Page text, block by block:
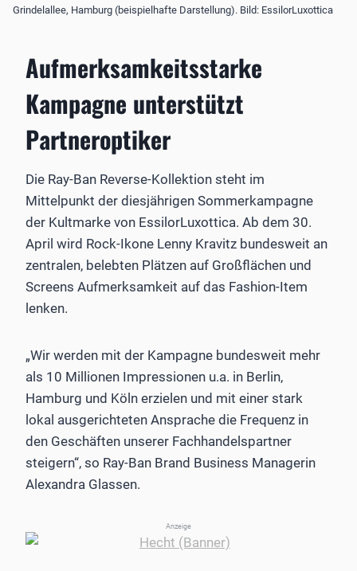
Grindelallee, Hamburg (beispielhafte Darstellung). Bild: EssilorLuxottica
Aufmerksamkeitsstarke
Kampagne unterstützt
Partneroptiker
Die Ray-Ban Reverse-Kollektion steht im
Mittelpunkt der diesjährigen Sommerkampagne
der Kultmarke von EssilorLuxottica. Ab dem 30.
April wird Rock-Ikone Lenny Kravitz bundesweit an
zentralen, belebten Plätzen auf Großflächen und
Screens Aufmerksamkeit auf das Fashion-Item
lenken.
„Wir werden mit der Kampagne bundesweit mehr
als 10 Millionen Impressionen u.a. in Berlin,
Hamburg und Köln erzielen und mit einer stark
lokal ausgerichteten Ansprache die Frequenz in
den Geschäften unserer Fachhandelspartner
steigern“, so Ray-Ban Brand Business Managerin
Alexandra Glassen.
Anzeige